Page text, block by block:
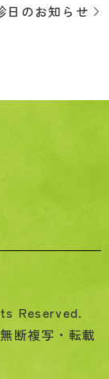
日のお知らせ
Reserved.
断複写・転載